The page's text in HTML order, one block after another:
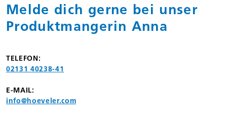
Melde dich gerne bei unser
Produkt­mangerin Anna
TELEFON:
02131 40238-41
E-MAIL:
info@hoeveler.com